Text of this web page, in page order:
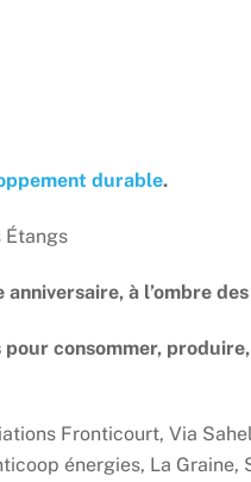
durable.
Étangs
à l’ombre
consommer,
Fronticourt, Via
énergies, La